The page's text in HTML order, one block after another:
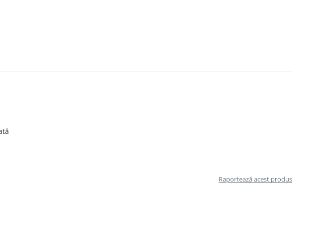
Raportează acest produs